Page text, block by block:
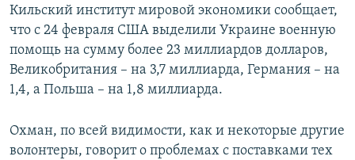
Кильский институт мировой экономики сообщает,
что с 24 февраля США выделили Украине военную
помощь на сумму более 23 миллиардов долларов,
Великобритания – на 3,7 миллиарда, Германия – на
1,4, а Польша – на 1,8 миллиарда.
Охман, по всей видимости, как и некоторые другие
волонтеры, говорит о проблемах с поставками тех